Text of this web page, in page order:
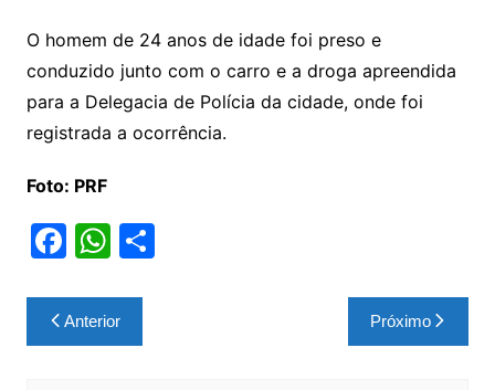
O homem de 24 anos de idade foi preso e
conduzido junto com o carro e a droga apreendida
para a Delegacia de Polícia da cidade, onde foi
registrada a ocorrência.
Foto: PRF
F
c
e
W
at
s
S
Navegação
de
Anterior Próximo